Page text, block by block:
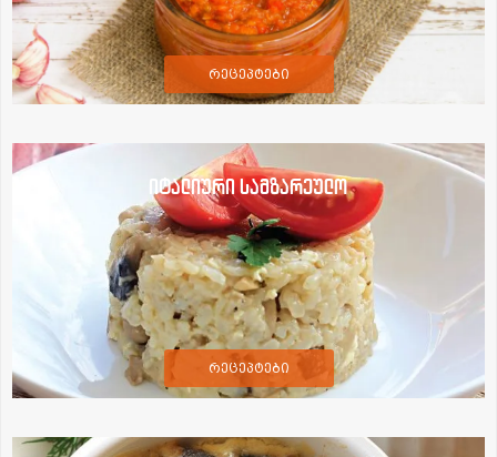
რეცეპტები
იტალიური სამზარეულო
რეცეპტები